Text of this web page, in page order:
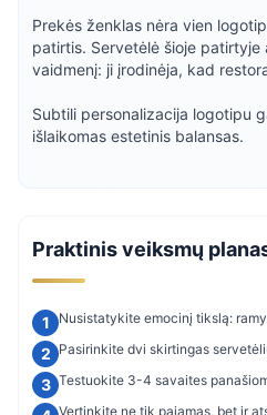
Prekės ženklas nėra vien
patirtis. Servetėlė šioje
vaidmenį: ji įrodinėja, kad
Subtili personalizacija logotipu
išlaikomas estetinis balansas.
Praktinis veiksmų
Nusistatykite emocinį tikslą:
Pasirinkite dvi skirtingas
Testuokite 3-4 savaites
Vertinkite ne tik pajamas, bet ir